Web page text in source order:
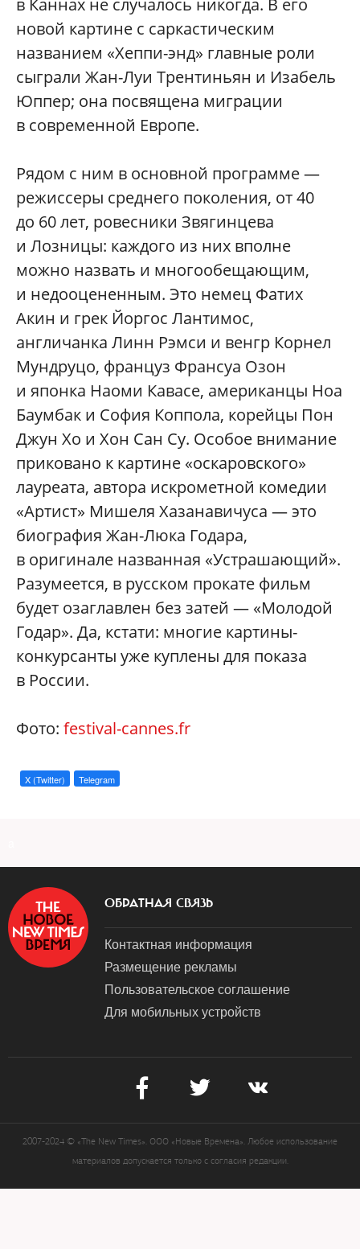
в Каннах не случалось никогда. В его
новой картине с саркастическим
названием «Хеппи-энд» главные роли
сыграли Жан-Луи Трентиньян и Изабель
Юппер; она посвящена миграции
в современной Европе.
Рядом с ним в основной программе —
режиссеры среднего поколения, от 40
до 60 лет, ровесники Звягинцева
и Лозницы: каждого из них вполне
можно назвать и многообещающим,
и недооцененным. Это немец Фатих
Акин и грек Йоргос Лантимос,
англичанка Линн Рэмси и венгр Корнел
Мундруцо, француз Франсуа Озон
и японка Наоми Кавасе, американцы Ноа
Баумбак и София Коппола, корейцы Пон
Джун Хо и Хон Сан Су. Особое внимание
приковано к картине «оскаровского»
лауреата, автора искрометной комедии
«Артист» Мишеля Хазанавичуса — это
биография Жан-Люка Годара,
в оригинале названная «Устрашающий».
Разумеется, в русском прокате фильм
будет озаглавлен без затей — «Молодой
Годар». Да, кстати: многие картины-
конкурсанты уже куплены для показа
в России.
Фото: festival-cannes.fr
X (Twitter) Telegram
ОБРАТНАЯ СВЯЗЬ
Контактная информация
Размещение рекламы
Пользовательское соглашение
Для мобильных устройств
2007-2024 © «The New Times». ООО «Новые Времена». Любое использование
материалов допускается только с согласия редакции.